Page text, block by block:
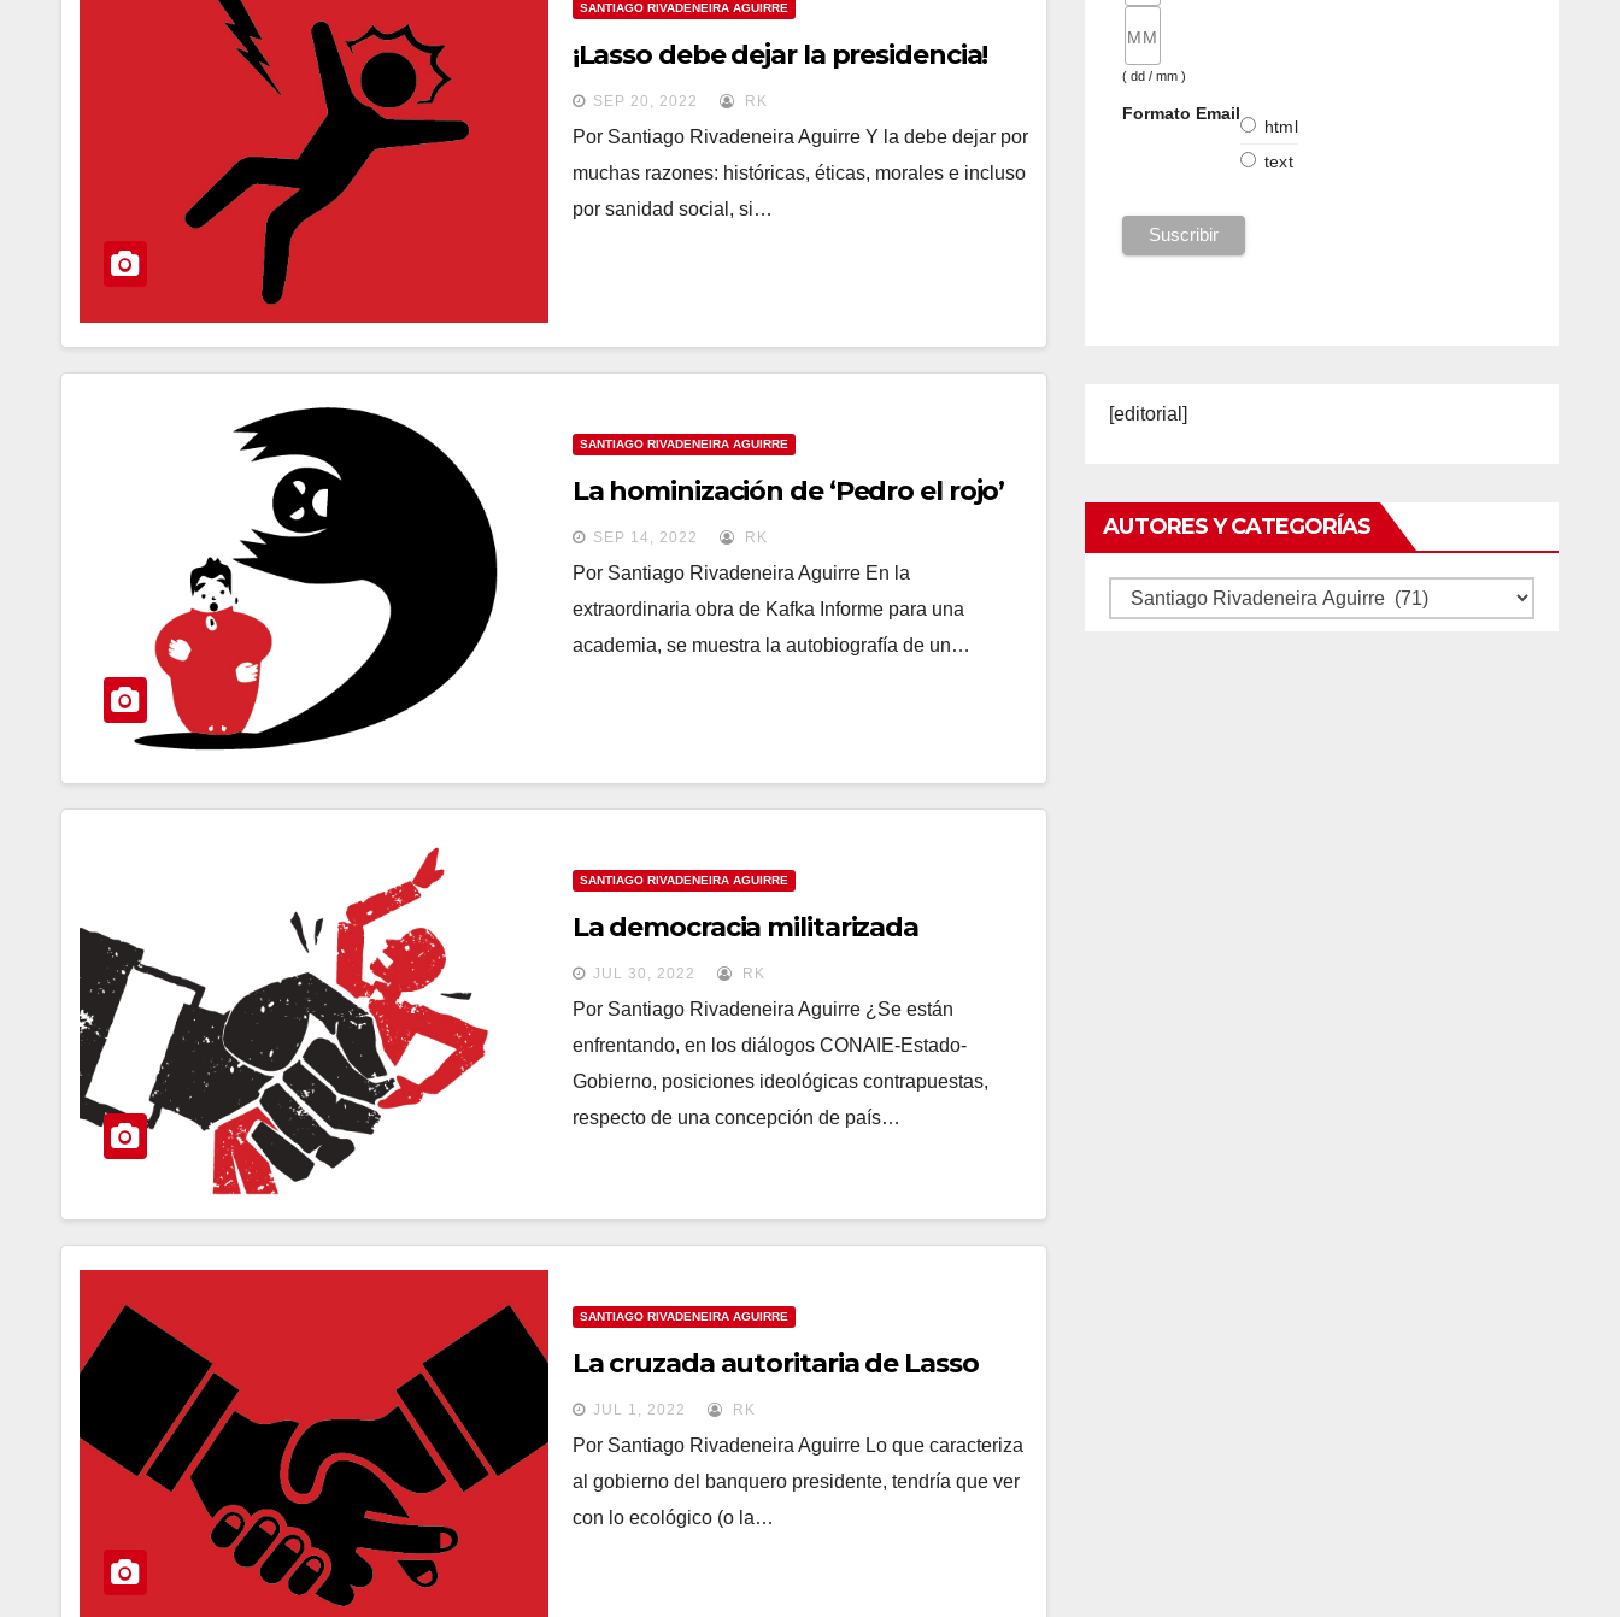
SANTIAGO RIVADENEIRA AGUIRRE
¡Lasso debe dejar la presidencia!
SEP 20, 2022 RK
Por Santiago Rivadeneira Aguirre Y la debe dejar por
muchas razones: históricas, éticas, morales e incluso
por sanidad social, si…
SANTIAGO RIVADENEIRA AGUIRRE
La hominización de ‘Pedro el rojo’
SEP 14, 2022 RK
Por Santiago Rivadeneira Aguirre En la
extraordinaria obra de Kafka Informe para una
academia, se muestra la autobiografía de un…
SANTIAGO RIVADENEIRA AGUIRRE
La democracia militarizada
JUL 30, 2022 RK
Por Santiago Rivadeneira Aguirre ¿Se están
enfrentando, en los diálogos CONAIE-Estado-
Gobierno, posiciones ideológicas contrapuestas,
respecto de una concepción de país…
SANTIAGO RIVADENEIRA AGUIRRE
La cruzada autoritaria de Lasso
JUL 1, 2022 RK
Por Santiago Rivadeneira Aguirre Lo que caracteriza
al gobierno del banquero presidente, tendría que ver
con lo ecológico (o la…
( dd / mm )
Formato Email
html
text
[editorial]
AUTORES Y CATEGORÍAS
Autores